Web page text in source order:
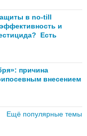
в no-till
и
Есть
причина
внесением
Ещё популярные темы